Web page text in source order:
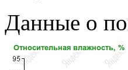
Данные о